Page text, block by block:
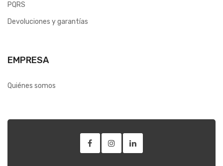
PQRS
Devoluciones y garantías
EMPRESA
Quiénes somos